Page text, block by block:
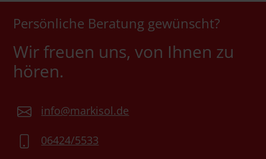
Persönliche Beratung gewünscht?
Wir freuen uns, von Ihnen zu
hören.
info@markisol.de
06424/5533